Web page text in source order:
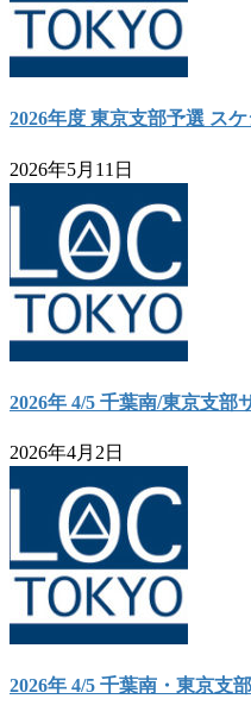
2026年度 東京支部予選 ス
2026年5月11日
2026年 4/5 千葉南/東京支
2026年4月2日
2026年 4/5 千葉南・東京支